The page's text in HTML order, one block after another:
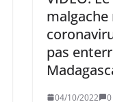
pas
04/10/2022 0